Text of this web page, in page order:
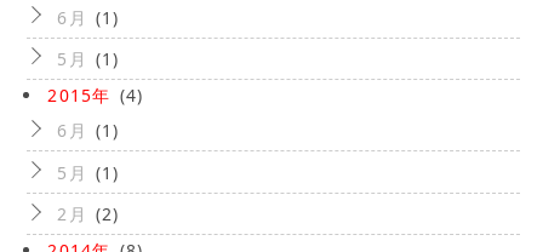
6月 (1)
5月 (1)
2015年 (4)
6月 (1)
5月 (1)
2月 (2)